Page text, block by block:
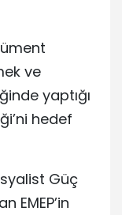
ve
yaptığı
hedef
Güç
EMEP’in